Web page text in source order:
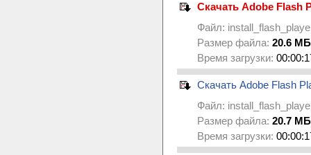
Скачать Adobe Flash
Файл:
Размер файла: 20.6 МБ
Время загрузки:
Скачать Adobe Flash
Файл:
Размер файла: 20.7 МБ
Время загрузки: